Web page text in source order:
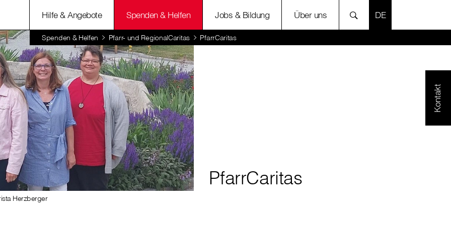
Hilfe & Angebote Spenden & Helfen Jobs & Bildung Über uns SPRACHE
Spenden & Helfen Pfarr- und RegionalCaritas PfarrCaritas
Kontakt
Herzberger
PfarrCaritas